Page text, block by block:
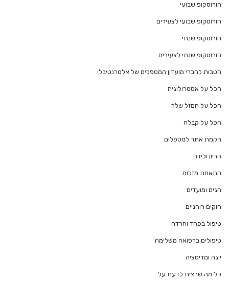
הורוסקופ שבועי
הורוסקופ שבועי לצעירים
הורוסקופ שנתי
הורוסקופ שנתי לצעירים
הטבות לחברי מועדון המטפלים של אלטרנטיבלי
הכל על אסטרולוגיה
הכל על המזל שלך
הכל על קבלה
הקמת אתר למטפלים
הריון ולידה
התאמת מזלות
חגים ומועדים
חוקים רוחניים
טיפול בפחד וחרדה
טיפולים ברפואה משלימה
יוגה ומדיטציה
כל מה שרצית לדעת על…